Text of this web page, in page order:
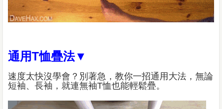
通用T恤疊法▼
速度太快沒學會？別著急，教你一招通用大法，無論
短袖、長袖，就連無袖T恤也能輕鬆疊。